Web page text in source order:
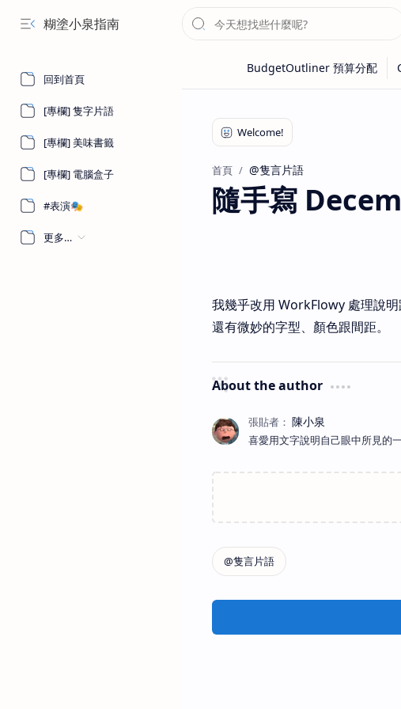
糊塗小泉指南
回到首頁
[專欄] 隻字片語
[專欄] 美味書籤
[專欄] 電腦盒子
#表演🎭
更多…
首頁 @隻言片語
隨手寫
我幾乎改用 WorkFlowy 處理說
還有微妙的字型、顏色跟間距。
About the author
喜愛用文字說明自己眼中所見的